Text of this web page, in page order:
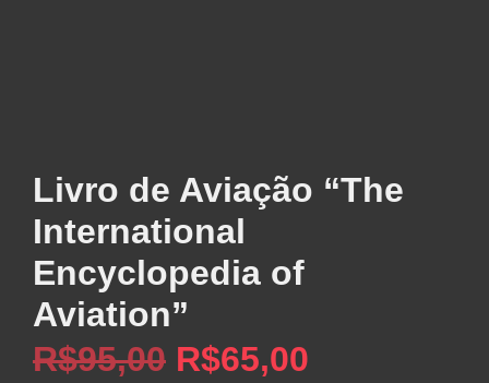
Livro de Aviação “The
International
Encyclopedia of
Aviation”
R$95,00 O
R$65,00